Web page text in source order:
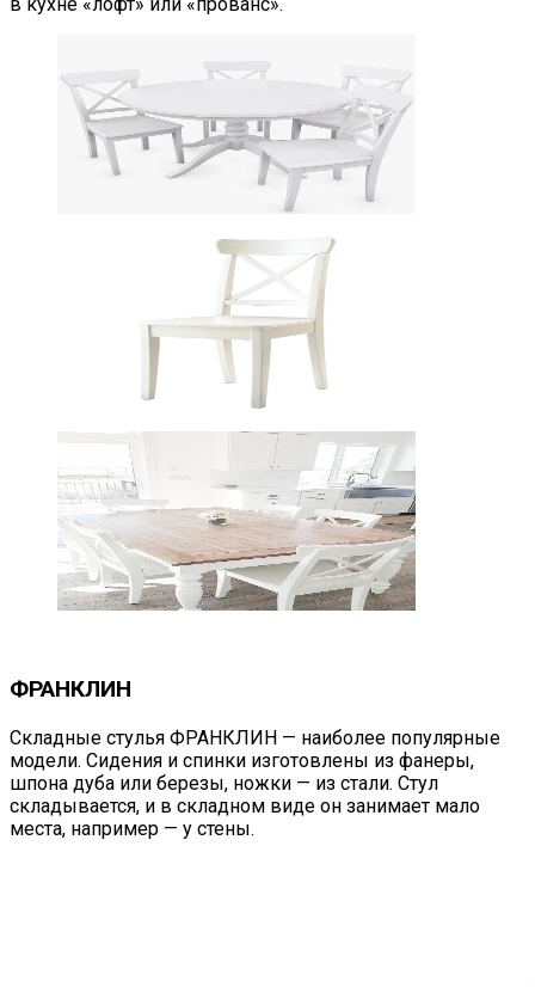
ФРАНКЛИН
Складные стулья ФРАНКЛИН — наиболее популярные
модели. Сидения и спинки изготовлены из фанеры,
шпона дуба или березы, ножки — из стали. Стул
складывается, и в складном виде он занимает мало
места, например — у стены.